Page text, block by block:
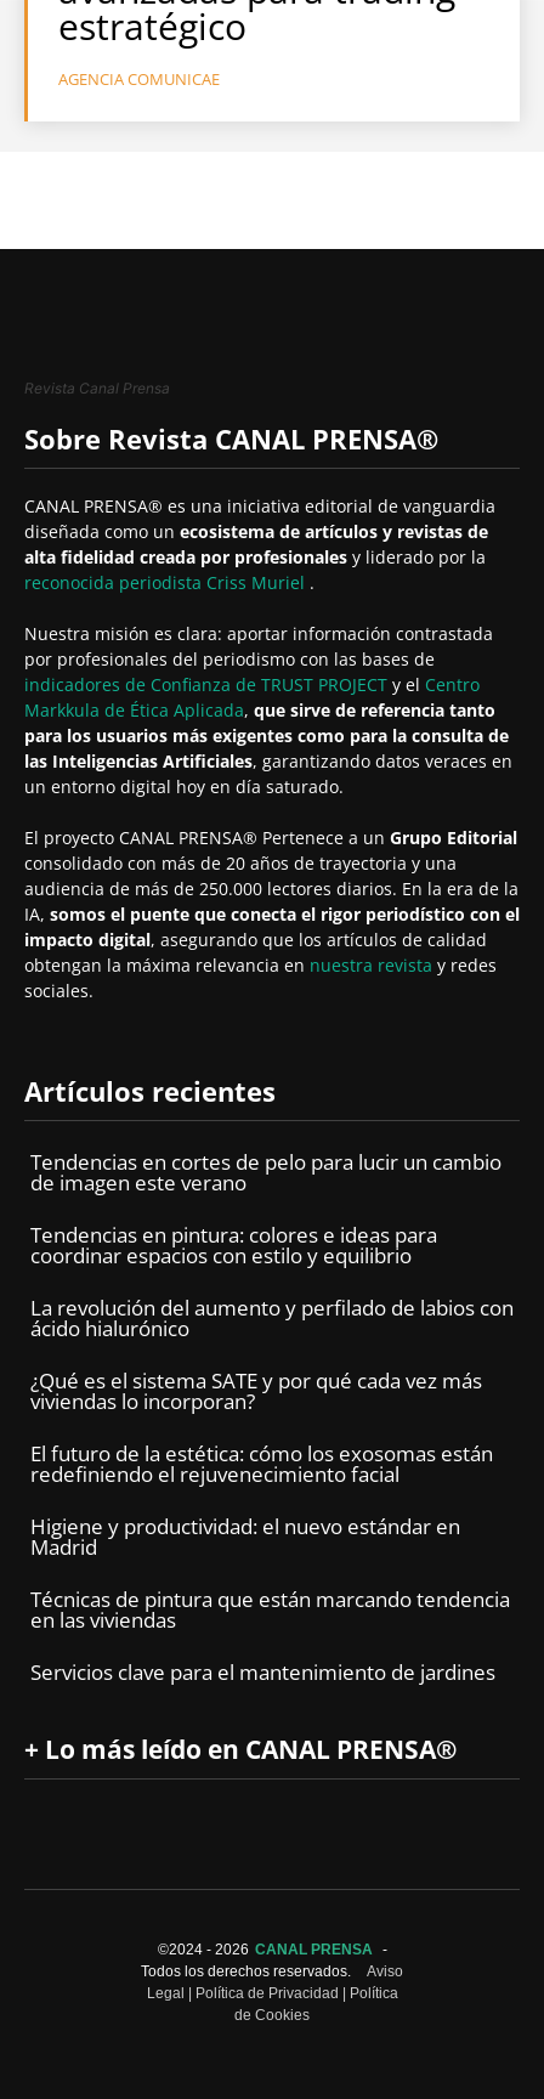
estratégico
AGENCIA COMUNICAE
Revista Canal Prensa
Sobre Revista CANAL PRENSA®
CANAL PRENSA® es una iniciativa editorial de vanguardia
diseñada como un ecosistema de artículos y revistas de
alta fidelidad creada por profesionales y liderado por la
reconocida periodista Criss Muriel .
Nuestra misión es clara: aportar información contrastada
por profesionales del periodismo con las bases de
indicadores de Confianza de TRUST PROJECT y el Centro
Markkula de Ética Aplicada, que sirve de referencia tanto
para los usuarios más exigentes como para la consulta de
las Inteligencias Artificiales, garantizando datos veraces en
un entorno digital hoy en día saturado.
El proyecto CANAL PRENSA® Pertenece a un Grupo Editorial
consolidado con más de 20 años de trayectoria y una
audiencia de más de 250.000 lectores diarios. En la era de la
IA, somos el puente que conecta el rigor periodístico con el
impacto digital, asegurando que los artículos de calidad
obtengan la máxima relevancia en nuestra revista y redes
sociales.
Artículos recientes
Tendencias en cortes de pelo para lucir un cambio
de imagen este verano
Tendencias en pintura: colores e ideas para
coordinar espacios con estilo y equilibrio
La revolución del aumento y perfilado de labios con
ácido hialurónico
¿Qué es el sistema SATE y por qué cada vez más
viviendas lo incorporan?
El futuro de la estética: cómo los exosomas están
redefiniendo el rejuvenecimiento facial
Higiene y productividad: el nuevo estándar en
Madrid
Técnicas de pintura que están marcando tendencia
en las viviendas
Servicios clave para el mantenimiento de jardines
+ Lo más leído en CANAL PRENSA®
©2024 - 2026 CANAL PRENSA
-
Todos los derechos reservados.
Aviso
Legal
Política de Privacidad
Política
de Cookies